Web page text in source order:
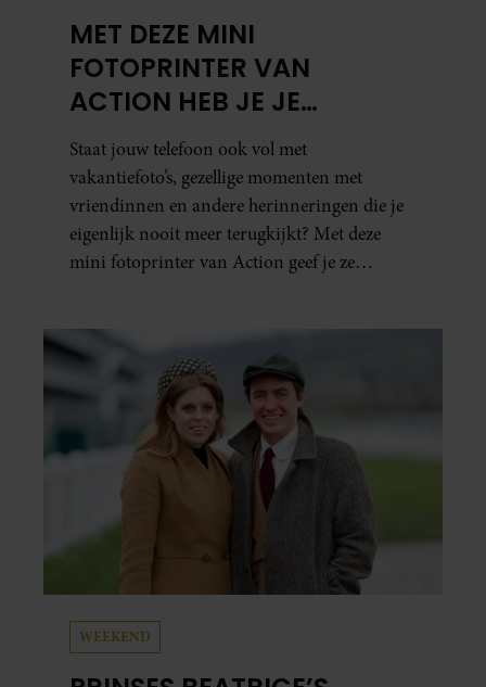
MET DEZE MINI
FOTOPRINTER VAN
ACTION HEB JE JE
FAVORIETE FOTO’S BINNEN
ÉÉN MINUUT IN HANDEN
Staat jouw telefoon ook vol met
vakantiefoto’s, gezellige momenten met
vriendinnen en andere herinneringen die je
eigenlijk nooit meer terugkijkt? Met deze
mini fotoprinter van Action geef je ze
al in handen.
WEEKEND